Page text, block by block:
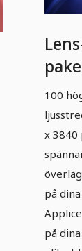
100
x
på
på